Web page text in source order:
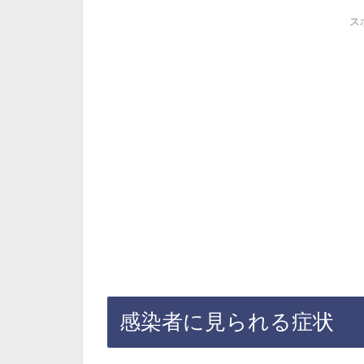
ス
感染者に見られる症状